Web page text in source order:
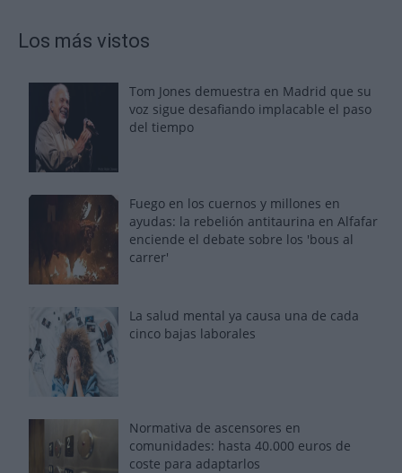
Los más vistos
Tom Jones demuestra en Madrid que su
voz sigue desafiando implacable el paso
del tiempo
Fuego en los cuernos y millones en
ayudas: la rebelión antitaurina en Alfafar
enciende el debate sobre los 'bous al
carrer'
La salud mental ya causa una de cada
cinco bajas laborales
Normativa de ascensores en
comunidades: hasta 40.000 euros de
coste para adaptarlos